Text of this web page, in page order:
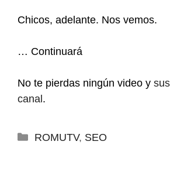
Chicos, adelante. Nos vemos.
… Continuará
No te pierdas ningún video y
canal .
Categorías
ROMUTV, SEO